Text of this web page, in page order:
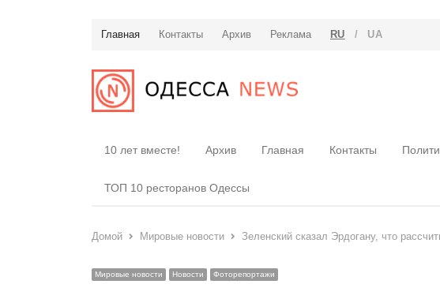
Главная Контакты Архив Реклама RU / UA
10 лет вместе! Архив Главная Контакты
ТОП 10 ресторанов Одессы
Домой Мировые новости Зеленский сказал Эрдогану, что
Мировые новости Новости Фоторепортажи